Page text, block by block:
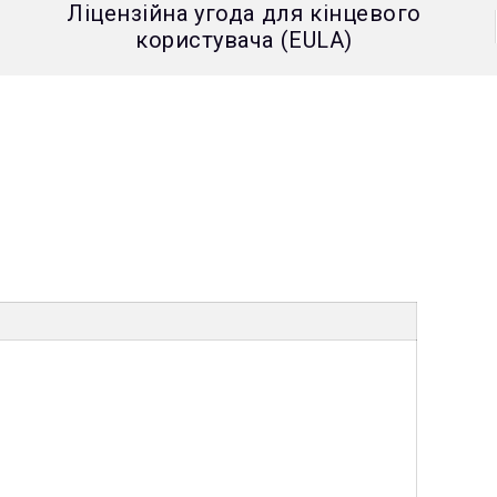
Ліцензійна угода для кінцевого
користувача (EULA)